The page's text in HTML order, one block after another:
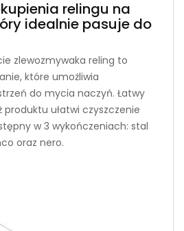
relingu na
idealnie pasuje do
zlewozmywaka reling to
które umożliwia
do mycia naczyń. Łatwy
ułatwi czyszczenie
w 3 wykończeniach: stal
oraz nero.